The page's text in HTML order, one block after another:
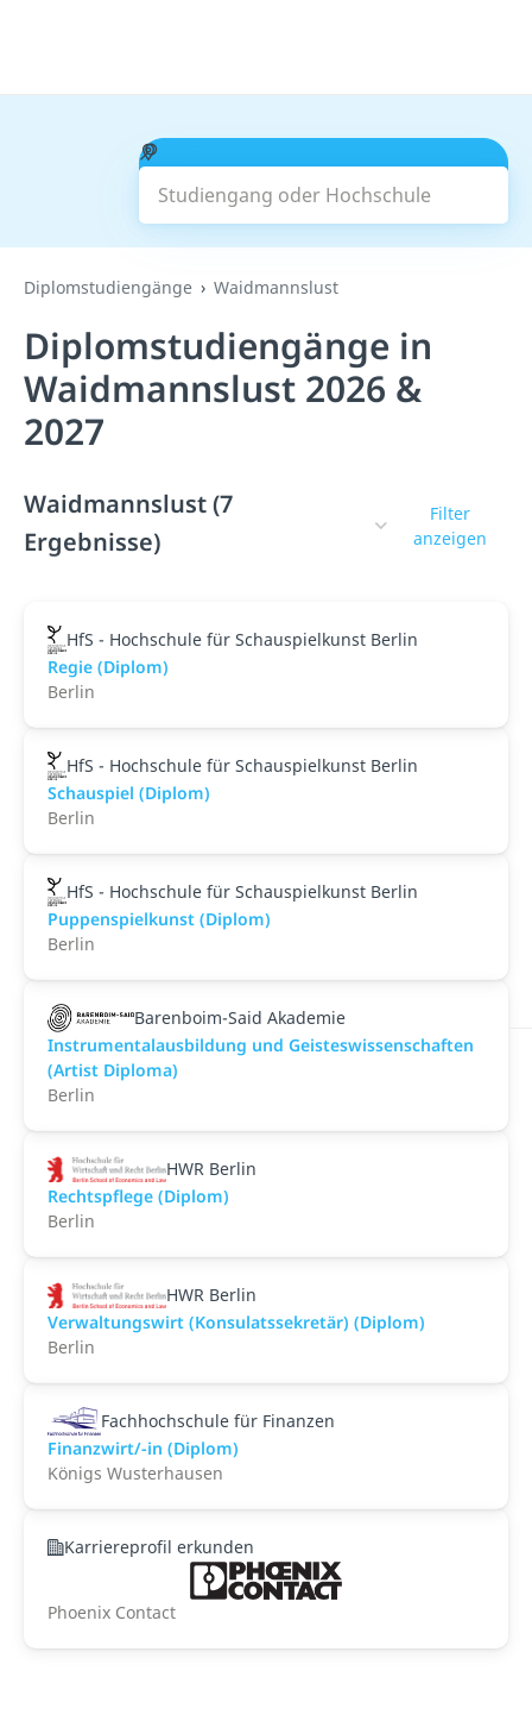
Studiengang oder Hochschule
Suchen
Diplomstudiengänge Waidmannslust
Diplomstudiengänge in
Waidmannslust 2026 &
2027
Waidmannslust (7
Ergebnisse)
Filter
anzeigen
HfS - Hochschule für Schauspielkunst Berlin
Regie (Diplom)
Berlin
HfS - Hochschule für Schauspielkunst Berlin
Schauspiel (Diplom)
Berlin
HfS - Hochschule für Schauspielkunst Berlin
Puppenspielkunst (Diplom)
Berlin
Barenboim-Said Akademie
Instrumentalausbildung und Geisteswissenschaften
(Artist Diploma)
Berlin
HWR Berlin
Rechtspflege (Diplom)
Berlin
HWR Berlin
Verwaltungswirt (Konsulatssekretär) (Diplom)
Berlin
Fachhochschule für Finanzen
Finanzwirt/-in (Diplom)
Königs Wusterhausen
Karriereprofil erkunden
Phoenix Contact